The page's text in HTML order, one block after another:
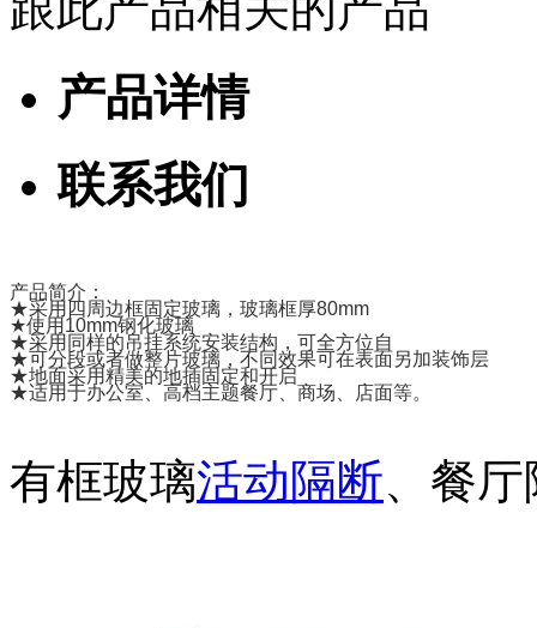
产品详情
联系我们
产品简介：
★采用四周边框固定玻璃，玻璃框厚80mm
★使用10mm钢化玻璃
★采用同样的吊挂系统安装结构，可全方位自
★可分段或者做整片玻璃，不同效果可在表面另加装饰层
★地面采用精美的地插固定和开启
★适用于办公室、高档主题餐厅、商场、店面等。
有框玻璃活动隔断、餐